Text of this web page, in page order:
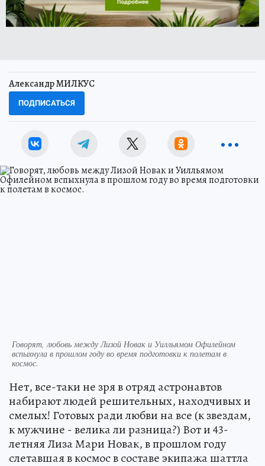
Александр МИЛКУС
ПОДПИСАТЬСЯ
Говорят, любовь между Лизой Новак и Уилльямом Офилейном
вспыхнула в прошлом году во время подготовки к полетам в
космос.
Нет, все-таки не зря в отряд астронавтов
набирают людей решительных, находчивых и
смелых! Готовых ради любви на все (к звездам,
к мужчине - велика ли разница?) Вот и 43-
летняя Лиза Мари Новак, в прошлом году
слетавшая в космос в составе экипажа шаттла